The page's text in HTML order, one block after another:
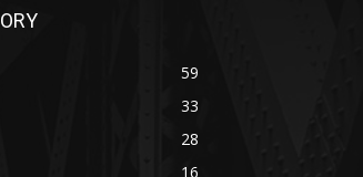
59
33
28
16